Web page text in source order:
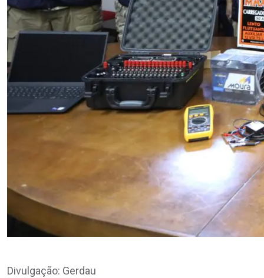
Divulgação: Gerdau